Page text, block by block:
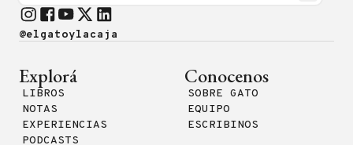
@elgatoylacaja
Explorá
LIBROS
NOTAS
EXPERIENCIAS
PODCASTS
Conocenos
SOBRE GATO
EQUIPO
ESCRIBINOS